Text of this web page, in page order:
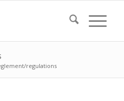
regulations